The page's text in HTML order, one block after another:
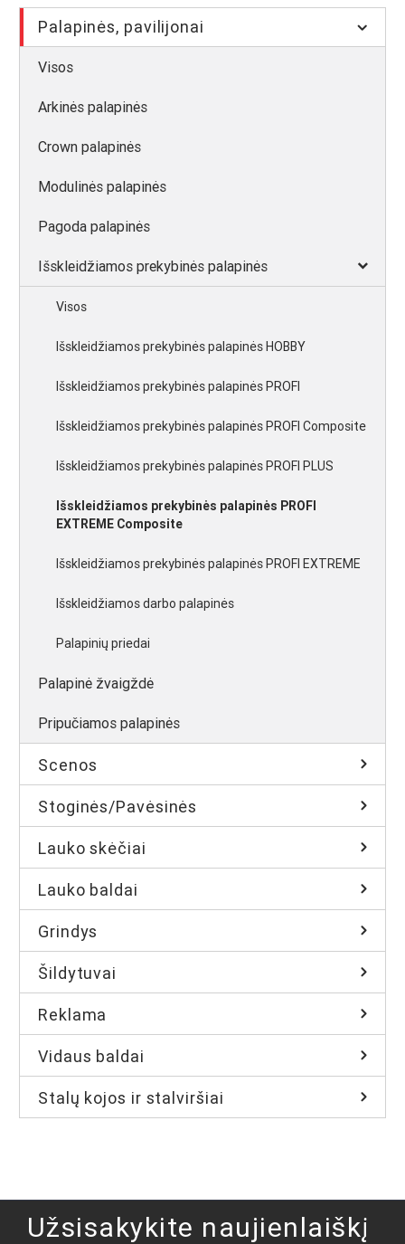
Palapinės, pavilijonai
Visos
Arkinės palapinės
Crown palapinės
Modulinės palapinės
Pagoda palapinės
Išskleidžiamos prekybinės palapinės
Visos
Išskleidžiamos prekybinės palapinės HOBBY
Išskleidžiamos prekybinės palapinės PROFI
Išskleidžiamos prekybinės palapinės PROFI Composite
Išskleidžiamos prekybinės palapinės PROFI PLUS
Išskleidžiamos prekybinės palapinės PROFI
EXTREME Composite
Išskleidžiamos prekybinės palapinės PROFI EXTREME
Išskleidžiamos darbo palapinės
Palapinių priedai
Palapinė žvaigždė
Pripučiamos palapinės
Scenos
Stoginės/Pavėsinės
Lauko skėčiai
Lauko baldai
Grindys
Šildytuvai
Reklama
Vidaus baldai
Stalų kojos ir stalviršiai
Užsisakykite naujienlaiškį